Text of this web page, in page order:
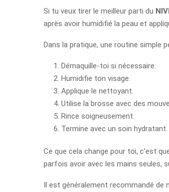
Si tu veux tirer le meilleur parti du
après avoir humidifié la peau et
Dans la pratique, une routine simple
Démaquille-toi si nécessaire.
Humidifie ton visage.
Applique le nettoyant.
Utilise la brosse avec des
Rince soigneusement.
Termine avec un soin hydratant.
Ce que cela change pour toi, c’est
parfois avoir avec les mains seules,
Il est généralement recommandé de